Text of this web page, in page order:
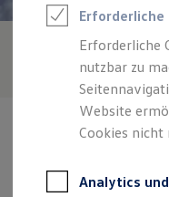
Leasing
Leasing-
Junge
Leasing
Finanzierung
Kfz-
Verantwortlich für die
Erforderliche
Erforderliche
nutzbar zu
Website
Cookies
Analytics